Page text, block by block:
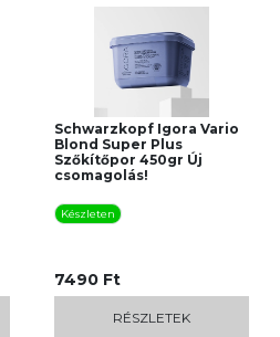
Schwarzkopf Igora Vario
Blond Super Plus
Szőkítőpor 450gr Új
csomagolás!
Készleten
7490 Ft
RÉSZLETEK